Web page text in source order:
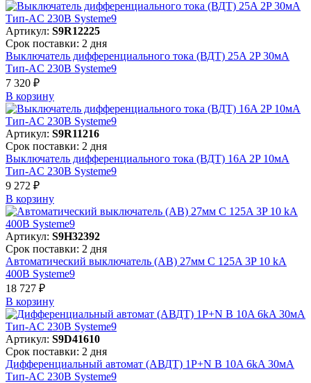
Артикул: S9R12225
Срок поставки: 2 дня
Выключатель дифференциального тока (ВДТ) 25A 2P 30мА
Тип-AC 230В Systeme9
7 320 ₽
В корзинy
Артикул: S9R11216
Срок поставки: 2 дня
Выключатель дифференциального тока (ВДТ) 16A 2P 10мА
Тип-AC 230В Systeme9
9 272 ₽
В корзинy
Артикул: S9H32392
Срок поставки: 2 дня
Автоматический выключатель (АВ) 27мм C 125A 3P 10 kA
400В Systeme9
18 727 ₽
В корзинy
Артикул: S9D41610
Срок поставки: 2 дня
Дифференциальный автомат (АВДТ) 1P+N B 10A 6kA 30мА
Тип-AC 230В Systeme9